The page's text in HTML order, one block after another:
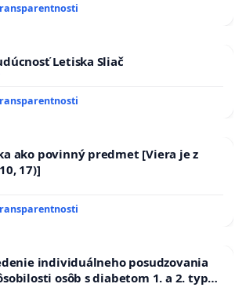
Letiska Sliač
ako povinný predmet [Viera je z
17)]
individuálneho posudzovania
osôb s diabetom 1. a 2. typu
Policajného zboru SR